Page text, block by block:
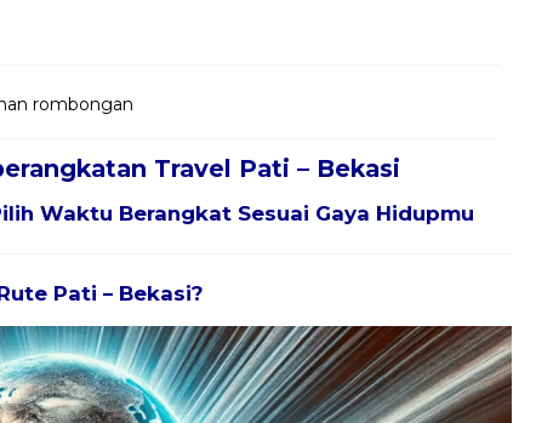
rombongan
Travel Pati – Bekasi
Waktu Berangkat Sesuai Gaya Hidupmu
Pati – Bekasi?